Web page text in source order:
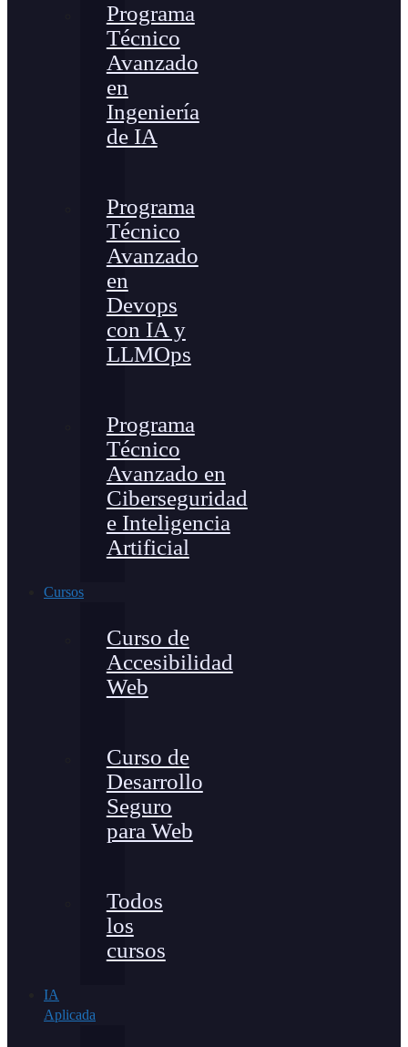
Programa
Técnico
Avanzado
en
Ingeniería
de IA
Programa
Técnico
Avanzado
en
Devops
con IA y
LLMOps
Programa
Técnico
Avanzado en
Ciberseguridad
e Inteligencia
Artificial
Cursos
Curso de
Accesibilidad
Web
Curso de
Desarrollo
Seguro
para Web
Todos
los
cursos
IA
Aplicada